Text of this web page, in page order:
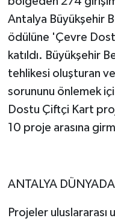
Antalya Büyükşehir
ödülüne 'Çevre
katıldı. Büyükşehir
tehlikesi oluşturan
sorununu önlemek
Dostu Çiftçi Kart
10 proje arasına
ANTALYA
Projeler